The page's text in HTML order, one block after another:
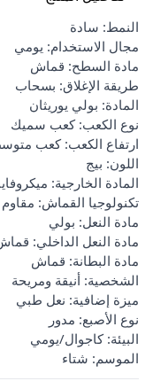
النمط: سادة
مجال الاستخدام: يومي
مادة السطح: قماش
طريقة الإغلاق: بسحاب
المادة: بولي يوريثان
نوع الكعب: كعب سميك
ارتفاع الكعب: كعب متوسط (5-
اللون: بيج
المادة الخارجية:
تكنولوجيا القماش: مقاوم
مادة النعل: بولي
مادة النعل الداخلي:
مادة البطانة: قماش
الشخصية: أنيقة ومريحة
ميزة إضافية: نعل طبي
نوع الأصبع: مدور
البيئة: كاجوال/يومي
الموسم: شتاء